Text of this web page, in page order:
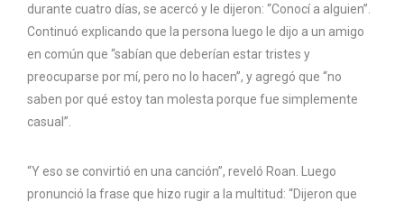
durante cuatro días, se acercó y le dijeron: “Conocí a alguien”.
Continuó explicando que la persona luego le dijo a un amigo
en común que “sabían que deberían estar tristes y
preocuparse por mí, pero no lo hacen”, y agregó que “no
saben por qué estoy tan molesta porque fue simplemente
casual”.
“Y eso se convirtió en una canción”, reveló Roan. Luego
pronunció la frase que hizo rugir a la multitud: “Dijeron que